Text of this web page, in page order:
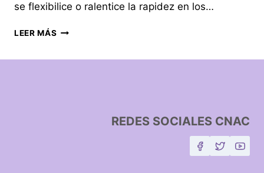
se flexibilice o ralentice la rapidez en los…
LEER MÁS
REDES SOCIALES CNAC